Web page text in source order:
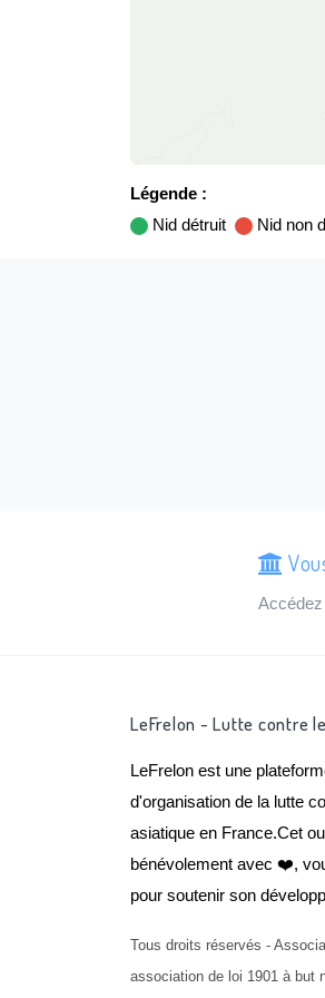
Légende :
Nid détruit
Nid non
LeFrelon - Lutte contre
LeFrelon est une
d'organisation de la lutte
asiatique en France.Cet
bénévolement avec ❤️,
pour soutenir son
Tous droits réservés -
association de loi 1901 à but